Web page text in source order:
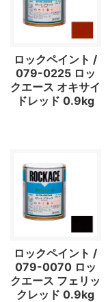
ロックペイント /
079-0225 ロッ
クエース オキサイ
ドレッド 0.9kg
ロックペイント /
079-0070 ロッ
クエース フェリッ
クレッド 0.9kg